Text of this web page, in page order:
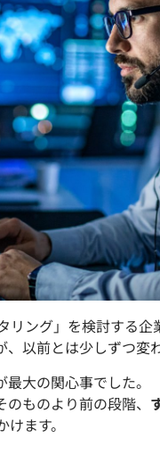
ング」を検討する企
以前とは少しずつ変
大の関心事でした。
ものより前の段階、
ます。